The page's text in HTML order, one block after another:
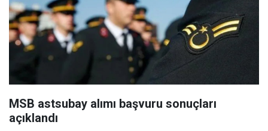
MSB astsubay alımı başvuru sonuçları
açıklandı